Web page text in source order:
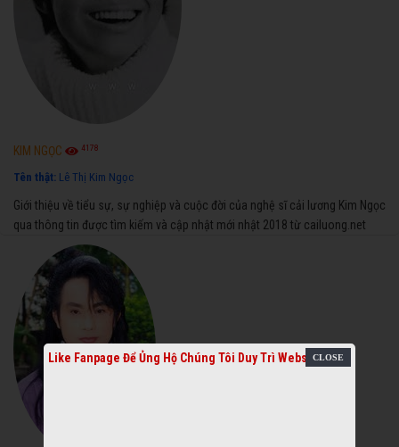
KIM NGỌC 4178
Tên thật: Lê Thị Kim Ngọc
Giới thiệu về tiểu sự, sự nghiệp và cuộc đời của nghệ sĩ cải lương Kim Ngọc
qua thông tin được tìm kiếm và cập nhật mới nhật 2018 từ cailuong.net
Like Fanpage Để Ủng Hộ Chúng Tôi Duy Trì Website